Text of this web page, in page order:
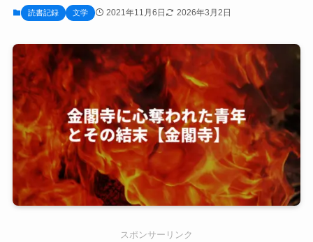
読書記録 文学 2021年11月6日 2026年3月2日
スポンサーリンク